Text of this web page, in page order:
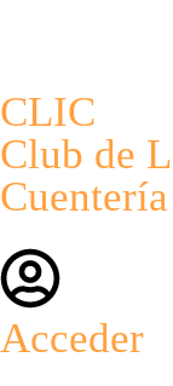
CLIC
Club de
Cuentería
Acceder